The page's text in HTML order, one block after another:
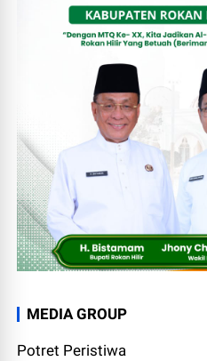
MEDIA GROUP
Potret Peristiwa